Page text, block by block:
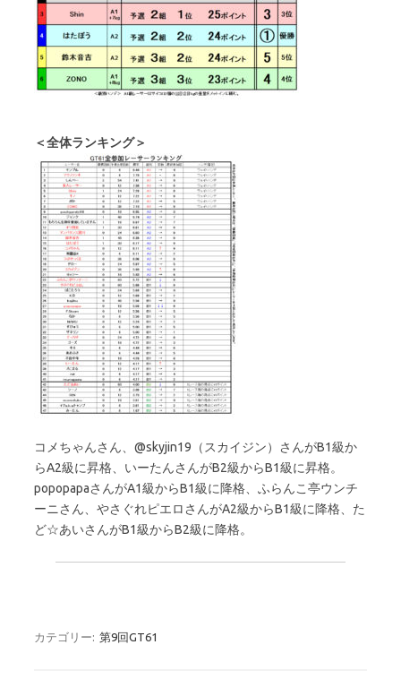
＜全体ランキング＞
コメちゃんさん、@skyjin19（スカイジン）さんがB1級か
らA2級に昇格、いーたんさんがB2級からB1級に昇格。
popopapaさんがA1級からB1級に降格、ふらんこ亭ウンチ
ーニさん、やさぐれピエロさんがA2級からB1級に降格、た
ど☆あいさんがB1級からB2級に降格。
カテゴリー: 第9回GT61